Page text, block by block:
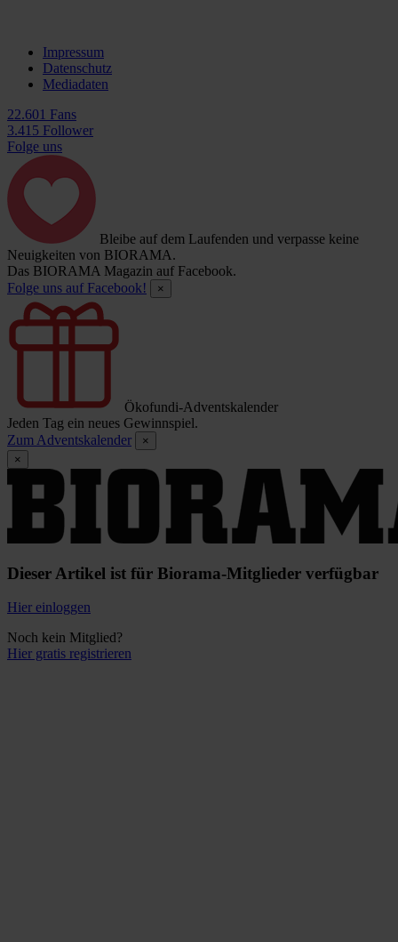
Impressum
Datenschutz
Mediadaten
22.601 Fans
3.415 Follower
Folge uns
Bleibe auf dem Laufenden und verpasse keine
Neuigkeiten von BIORAMA.
Das BIORAMA Magazin auf Facebook.
Folge uns auf Facebook!
×
Ökofundi-Adventskalender
Jeden Tag ein neues Gewinnspiel.
Zum Adventskalender
×
×
Dieser Artikel ist für Biorama-Mitglieder verfügbar
Hier einloggen
Noch kein Mitglied?
Hier gratis registrieren